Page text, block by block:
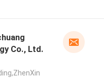
Co., Ltd.